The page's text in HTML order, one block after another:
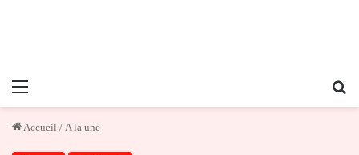
Menu
Accueil / A la une